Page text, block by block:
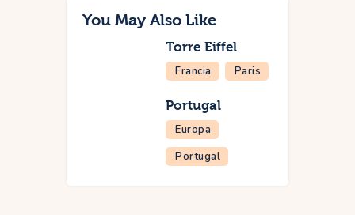
You May Also Like
Torre Eiffel
Francia Paris
Portugal
Europa
Portugal